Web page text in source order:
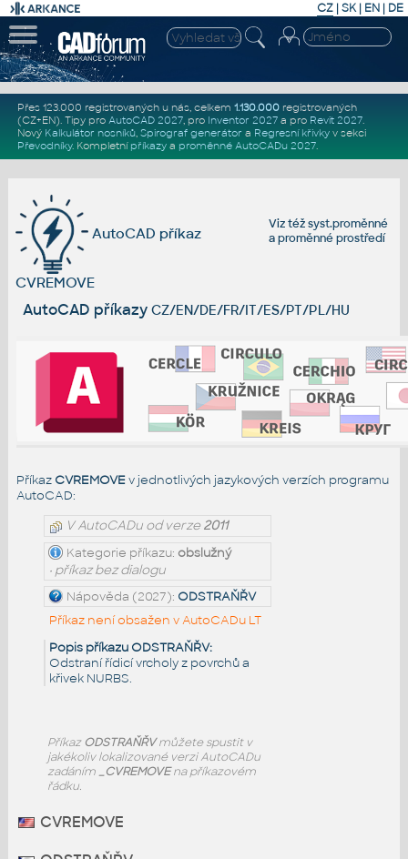
CZ | SK| EN | DE
Přes 123.000 registrovaných u nás, celkem 1.130.000registrovaných
(CZ+EN). Tipy pro AutoCAD 2027, pro Inventor 2027a pro Revit 2027.
Nový Kalkulátor nosníků, Spirograf generátor a Regresní křivkyv sekci
Převodníky. Kompletní příkazya proměnné AutoCADu 2027.
Viz téžsyst.proměnné
aproměnné prostředí
AutoCAD příkaz
CVREMOVE
AutoCAD příkazy CZ/EN/DE/FR/IT/ES/PT/PL/HU
Příkaz CVREMOVEv jednotlivých jazykových verzích programu
AutoCAD:
V AutoCADu od verze2011
Kategorie příkazu: obslužný
• příkaz bez dialogu
Nápověda (2027): ODSTRAŇŘV
Příkaz není obsažen v AutoCADu LT
Popis příkazu ODSTRAŇŘV:
Odstraní řídicí vrcholy z povrchů a
křivek NURBS.
Příkaz ODSTRAŇŘVmůžete spustit v
jakékoliv lokalizované verzi AutoCADu
zadáním _CVREMOVEna příkazovém
řádku.
CVREMOVE